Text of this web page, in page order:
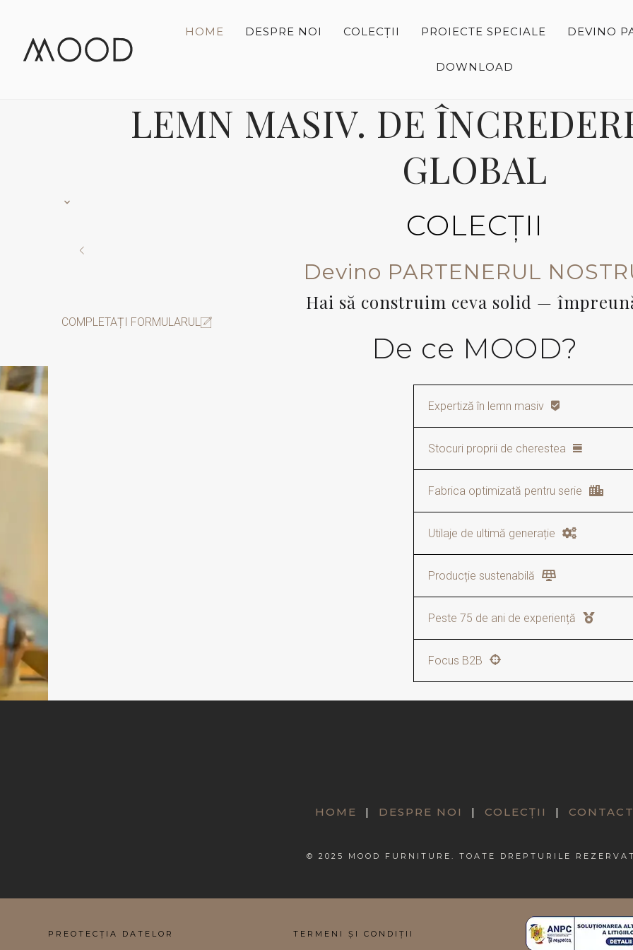
HOME DESPRE NOI COLECȚII PROIECTE SPECIALE DEVINO
DOWNLOAD
LEMN MASIV. DE
GLOBAL
COLECȚII
Devino PARTENERUL
Hai să construim ceva solid —
COMPLETAȚI FORMULARUL
De ce MOOD?
Expertiză în lemn masiv
Stocuri proprii de cherestea
Materie primă disponibilă
Fabrica optimizată pentru serie
Gândită pentru producție
Utilaje de ultimă generație
Precizie, consistență și risipă
Producție sustenabilă
Energie solară și materiale
Peste 75 de ani de experiență
Tradiție solidă în fabricarea
Focus B2B
HOME | DESPRE NOI | COLECȚII | CONTACT
© 2025 MOOD FURNITURE. TOATE DREPTURILE
PREOTECȚIA DATELOR TERMENI ȘI CONDIȚII